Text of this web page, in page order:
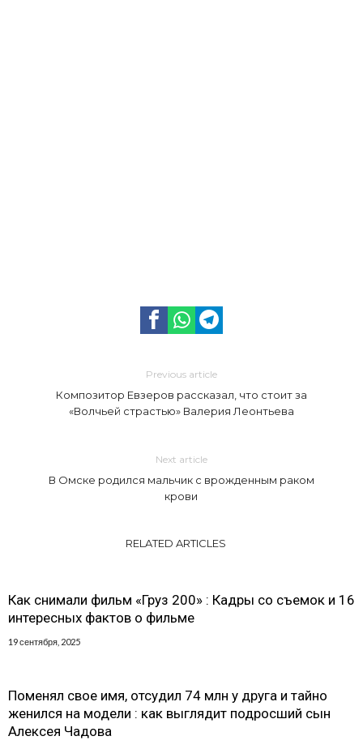
Previous article
Композитор Евзеров рассказал, что стоит за
«Волчьей страстью» Валерия Леонтьева
Next article
В Омске родился мальчик с врожденным раком
крови
RELATED ARTICLES
Как снимали фильм «Груз 200» : Кадры со съемок и 16
интересных фактов о фильме
19 сентября, 2025
Поменял свое имя, отсудил 74 млн у друга и тайно
женился на модели : как выглядит подросший сын
Алексея Чадова